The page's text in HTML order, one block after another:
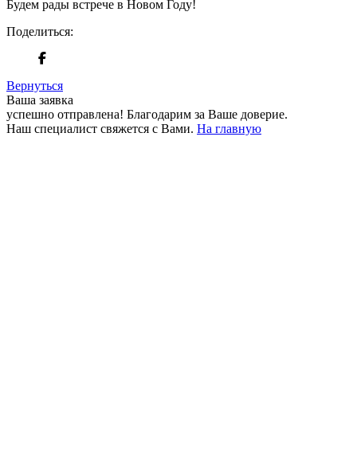
Будем рады встрече в Новом Году!
Поделиться:
Вернуться
Ваша заявка
успешно отправлена! Благодарим за Ваше доверие.
Наш специалист свяжется с Вами. На главную